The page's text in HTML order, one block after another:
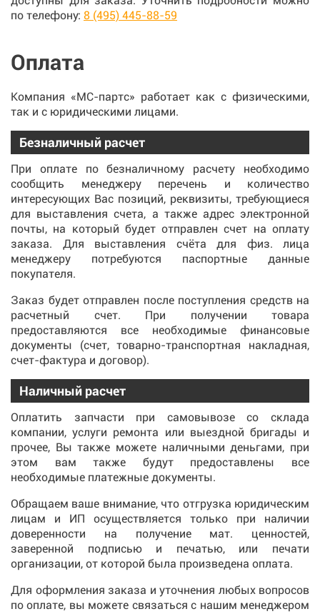
по телефону: 8 (495) 445-88-59
Оплата
Компания «МС-партс» работает как с физическими,
так и с юридическими лицами.
Безналичный расчет
При оплате по безналичному расчету необходимо
сообщить менеджеру перечень и количество
интересующих Вас позиций, реквизиты, требующиеся
для выставления счета, а также адрес электронной
почты, на который будет отправлен счет на оплату
заказа. Для выставления счёта для физ. лица
менеджеру потребуются паспортные данные
покупателя.
Заказ будет отправлен после поступления средств на
расчетный счет. При получении товара
предоставляются все необходимые финансовые
документы (счет, товарно-транспортная накладная,
счет-фактура и договор).
Наличный расчет
Оплатить запчасти при самовывозе со склада
компании, услуги ремонта или выездной бригады и
прочее, Вы также можете наличными деньгами, при
этом вам также будут предоставлены все
необходимые платежные документы.
Обращаем ваше внимание, что отгрузка юридическим
лицам и ИП осуществляется только при наличии
доверенности на получение мат. ценностей,
заверенной подписью и печатью, или печати
организации, от которой была произведена оплата.
Для оформления заказа и уточнения любых вопросов
по оплате, вы можете связаться с нашим менеджером